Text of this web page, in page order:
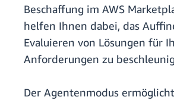
Beschaffung im AWS
helfen Ihnen dabei, das
Evaluieren von Lösungen für
Anforderungen zu
Der Agentenmodus